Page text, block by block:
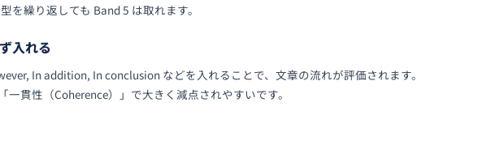
を繰り返しても Band 5 は取れます。
入れる
In addition, In conclusion などを入れることで、文章の流れが評価されます。
一貫性（Coherence）」で大きく減点されやすいです。